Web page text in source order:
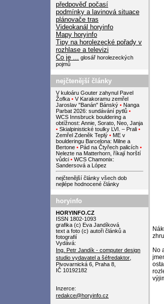
předpověď počasí
podmínky a lavinová situace
plánovače tras
Videokanál horyinfo
Mapy horyinfo
Tipy na horolezecké pořady v
rozhlase a televizi
Co je ... glosář horolezeckých
pojmů
nejčtenější články
V kuloáru Gouter zahynul Pavel
Žofka • V Karakoramu zemřel
Jaroslav "Banán" Bánský • Nanga
Parbat 2026: sundávání pytlů •
WCS Innsbruck bouldering a
obtížnost: Annie, Sorato, Neo, Janja
• Skialpinistické toulky LVI. – Prali •
Zemřel Zdeněk Teplý • ME v
boulderingu Barcelona: Milne a
Bertone • Pád na Čtyřech palicích •
Nelezte na Matterhorn, říkají horští
vůdci • WCS Chamonix:
Sandersová a López
nejčtenější články všech dob
nejlépe hodnocené články
horyinfo
HORYINFO.CZ
ISSN 1802-1093
grafika (c) Eva Jandíková
text a foto (c) autoři článků a
fotografií
Vydává:
Ing. Petr Jandík - computer design
studio vydavatel a šéfredaktor
Pivovarnická 6, Praha 8,
IČ 10192182
Inzerce:
redakce@horyinfo.cz
No